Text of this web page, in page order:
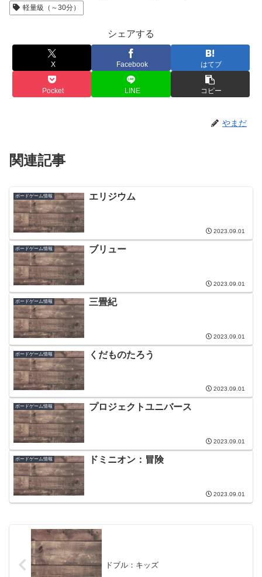
軽量級（～30分）
シェアする
X Facebook はてブ
Pocket LINE コピー
やまだ
関連記事
ボードゲーム情報 エリジウム
2023.09.01
ボードゲーム情報 ブリュー
2023.09.01
ボードゲーム情報 三畳紀
2023.09.01
ボードゲーム情報 くだものたろう
2023.09.01
ボードゲーム情報 プロジェクトユニバース
2023.09.01
ボードゲーム情報 ドミニオン：冒険
2023.09.01
ドブル：キッズ